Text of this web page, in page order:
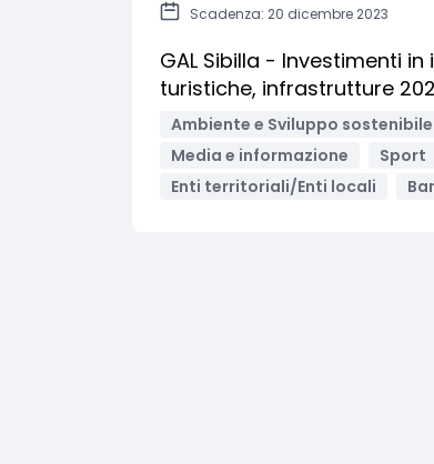
Scadenza: 20 dicembre 2023
GAL Sibilla - Investimenti
turistiche, infrastrutture
Ambiente e Sviluppo sostenibile
Media e informazione
Sport
Enti territoriali/Enti locali